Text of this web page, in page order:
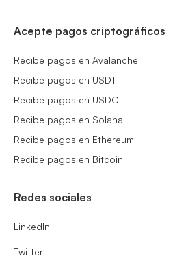
Acepte pagos criptográficos
Recibe pagos en Avalanche
Recibe pagos en USDT
Recibe pagos en USDC
Recibe pagos en Solana
Recibe pagos en Ethereum
Recibe pagos en Bitcoin
Redes sociales
LinkedIn
Twitter